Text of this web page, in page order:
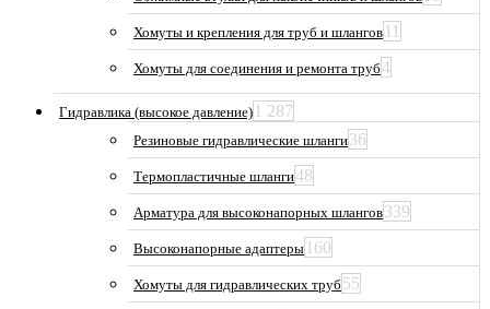
Хомуты и крепления для труб и шлангов 11
Хомуты для соединения и ремонта труб4
Гидравлика (высокое давление) 1 287
Резиновые гидравлические шланги36
Термопластичные шланги48
Арматура для высоконапорных шлангов339
Высоконапорные адаптеры 160
Хомуты для гидравлических труб 55